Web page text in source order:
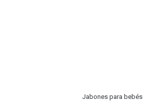
Jabones para bebés